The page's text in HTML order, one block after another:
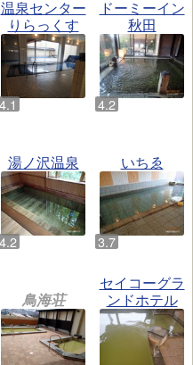
温泉センター
りらっくす
ドーミーイン
秋田
湯ノ沢温泉 いちゑ
鳥海荘
セイコーグラ
ンドホテル